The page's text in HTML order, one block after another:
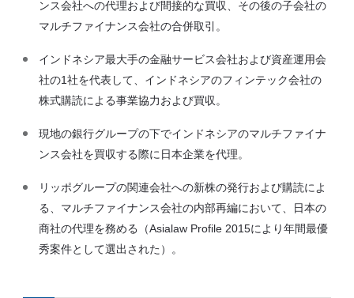
ンス会社への代理および間接的な買収、その後の子会社の
マルチファイナンス会社の合併取引。
インドネシア最大手の金融サービス会社および資産運用会
社の1社を代表して、インドネシアのフィンテック会社の
株式購読による事業協力および買収。
現地の銀行グループの下でインドネシアのマルチファイナ
ンス会社を買収する際に日本企業を代理。
リッポグループの関連会社への新株の発行および購読によ
る、マルチファイナンス会社の内部再編において、日本の
商社の代理を務める（Asialaw Profile 2015により年間最優
秀案件として選出された）。